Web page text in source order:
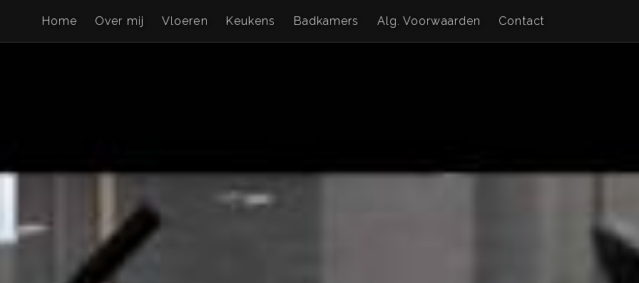
Home Over mij Vloeren Keukens Badkamers Alg. Voorwaarden Contact